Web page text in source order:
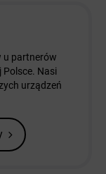
u partnerów
Polsce. Nasi
urządzeń